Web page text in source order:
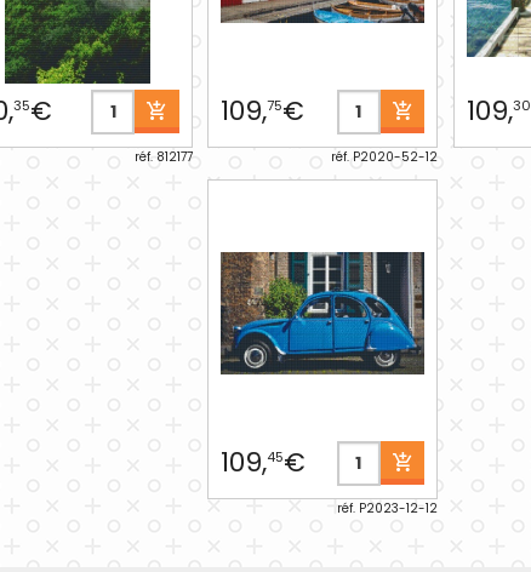
35€
réf. 812177
109,75€
réf. P2020-52-12
109,30
109,45€
réf. P2023-12-12